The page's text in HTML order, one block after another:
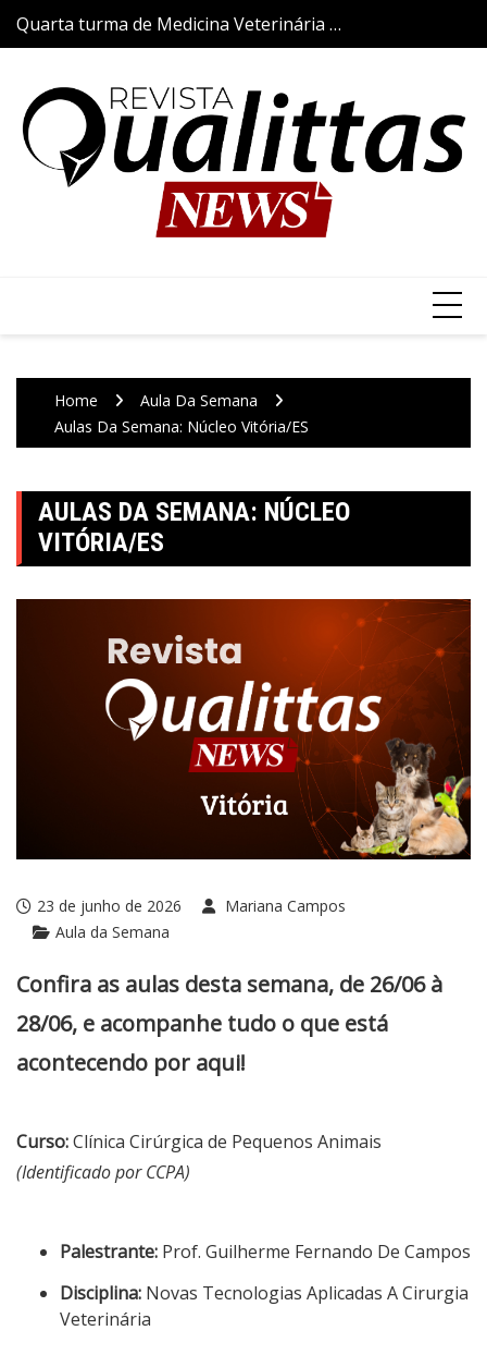
SkipQuarta turma de Medicina Veterinária da
Qualittas inicia trajetória acadêmica com
Home
Aula Da Semana
Aulas Da Semana: Núcleo Vitória/ES
AULAS DA SEMANA: NÚCLEO
VITÓRIA/ES
23 de junho de 2026
Mariana Campos
Aula da Semana
Confira as aulas desta semana, de 26/06 à
28/06, e acompanhe tudo o que está
acontecendo por aqui!
Curso:Clínica Cirúrgica de Pequenos Animais
(Identificado por CCPA)
Palestrante: Prof. Guilherme Fernando De Campos
Disciplina: Novas Tecnologias Aplicadas A Cirurgia
Veterinária